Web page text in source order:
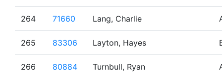
264 71660 Lang, Charlie
265 83306 Layton, Hayes
266 80884 Turnbull, Ryan